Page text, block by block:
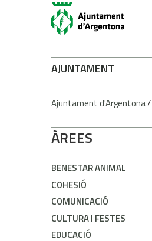
AJUNTAMENT
Ajuntament d'Argentona/
ÀREES
BENESTAR ANIMAL
COHESIÓ
COMUNICACIÓ
CULTURA I FESTES
EDUCACIÓ